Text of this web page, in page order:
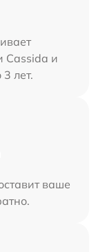
Cassida и
лет.
ваше